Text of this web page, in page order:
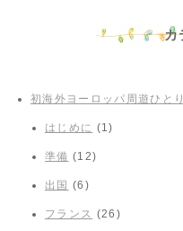
カ
初海外ヨーロッパ周遊ひと
はじめに (1)
準備 (12)
出国 (6)
フランス (26)